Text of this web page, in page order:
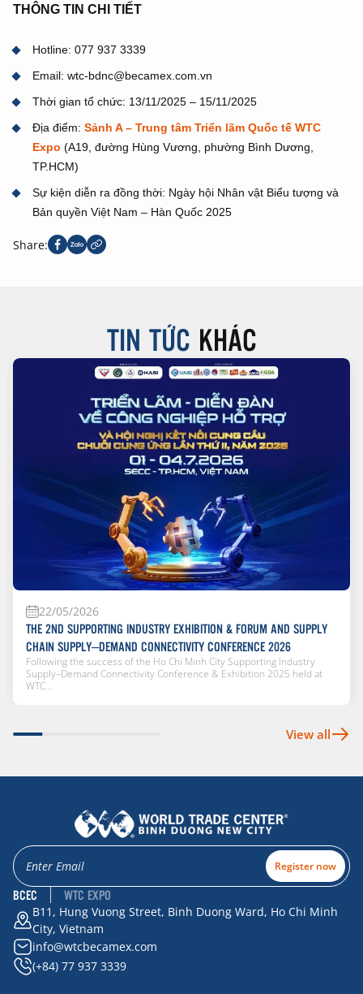
THÔNG TIN CHI TIẾT
Hotline: 077 937 3339
Email: wtc-bdnc@becamex.com.vn
Thời gian tổ chức: 13/11/2025 – 15/11/2025
Địa điểm: Sảnh A – Trung tâm Triển lãm Quốc tế WTC
Expo (A19, đường Hùng Vương, phường Bình Dương,
TP.HCM)
Sự kiện diễn ra đồng thời: Ngày hội Nhân vật Biểu tượng và
Bản quyền Việt Nam – Hàn Quốc 2025
Share:
TIN TỨC KHÁC
22/05/2026
THE 2ND SUPPORTING INDUSTRY EXHIBITION & FORUM AND SUPPLY
CHAIN SUPPLY–DEMAND CONNECTIVITY CONFERENCE 2026
Following the success of the Ho Chi Minh City Supporting Industry
Supply–Demand Connectivity Conference & Exhibition 2025 held at
WTC...
View all
Register now
BCEC WTC EXPO
B11, Hung Vuong Street, Binh Duong Ward, Ho Chi Minh
City, Vietnam
info@wtcbecamex.com
(+84) 77 937 3339